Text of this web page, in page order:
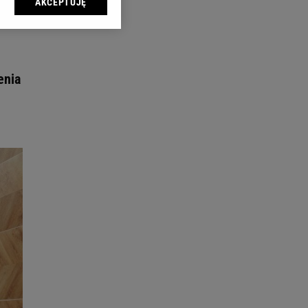
sp. z o.o., jej
Zmiana ustawień
celów identyfikacji.